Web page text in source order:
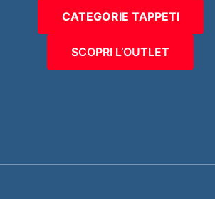
CATEGORIE TAPPETI
SCOPRI L’OUTLET